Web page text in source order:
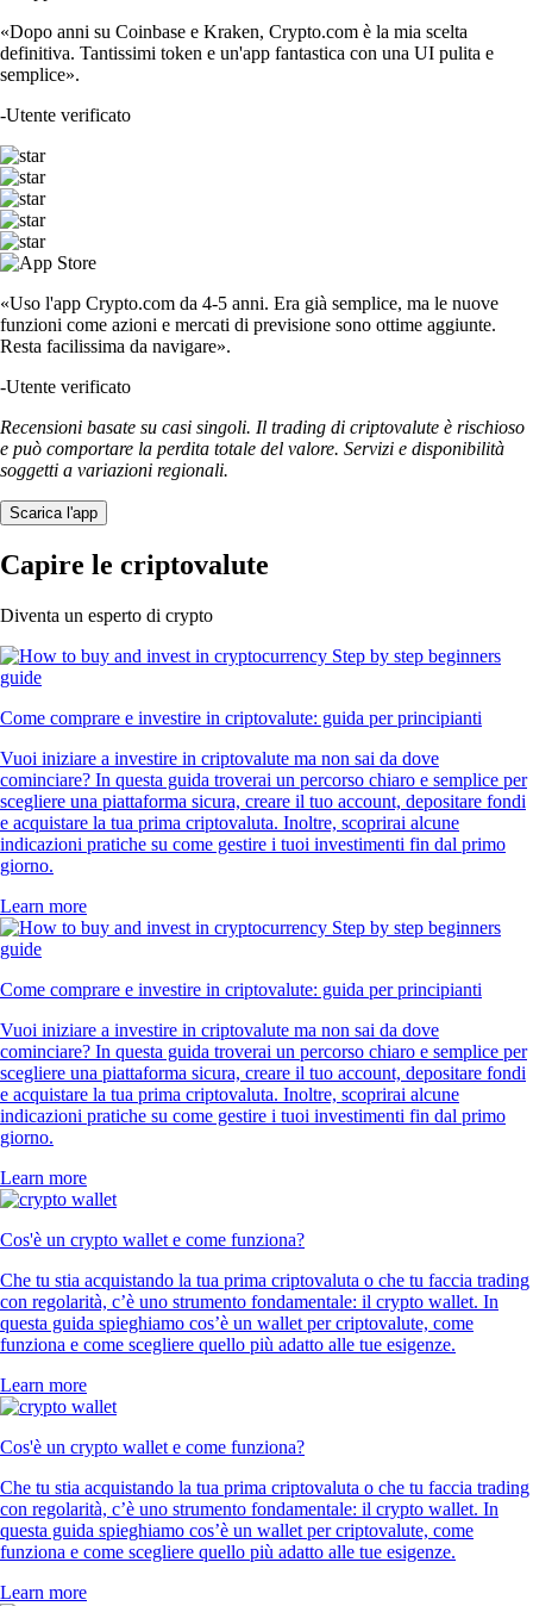
«Dopo anni su Coinbase e Kraken, Crypto.com è la mia scelta
definitiva. Tantissimi token e un'app fantastica con una UI pulita e
semplice».
-Utente verificato
«Uso l'app Crypto.com da 4-5 anni. Era già semplice, ma le nuove
funzioni come azioni e mercati di previsione sono ottime aggiunte.
Resta facilissima da navigare».
-Utente verificato
Recensioni basate su casi singoli. Il trading di criptovalute è rischioso
e può comportare la perdita totale del valore. Servizi e disponibilità
soggetti a variazioni regionali.
Scarica l'app
Capire le criptovalute
Diventa un esperto di crypto
Come comprare e investire in criptovalute: guida per principianti
Vuoi iniziare a investire in criptovalute ma non sai da dove
cominciare? In questa guida troverai un percorso chiaro e semplice per
scegliere una piattaforma sicura, creare il tuo account, depositare fondi
e acquistare la tua prima criptovaluta. Inoltre, scoprirai alcune
indicazioni pratiche su come gestire i tuoi investimenti fin dal primo
giorno.
Learn more
Come comprare e investire in criptovalute: guida per principianti
Vuoi iniziare a investire in criptovalute ma non sai da dove
cominciare? In questa guida troverai un percorso chiaro e semplice per
scegliere una piattaforma sicura, creare il tuo account, depositare fondi
e acquistare la tua prima criptovaluta. Inoltre, scoprirai alcune
indicazioni pratiche su come gestire i tuoi investimenti fin dal primo
giorno.
Learn more
Cos'è un crypto wallet e come funziona?
Che tu stia acquistando la tua prima criptovaluta o che tu faccia trading
con regolarità, c’è uno strumento fondamentale: il crypto wallet. In
questa guida spieghiamo cos’è un wallet per criptovalute, come
funziona e come scegliere quello più adatto alle tue esigenze.
Learn more
Cos'è un crypto wallet e come funziona?
Che tu stia acquistando la tua prima criptovaluta o che tu faccia trading
con regolarità, c’è uno strumento fondamentale: il crypto wallet. In
questa guida spieghiamo cos’è un wallet per criptovalute, come
funziona e come scegliere quello più adatto alle tue esigenze.
Learn more